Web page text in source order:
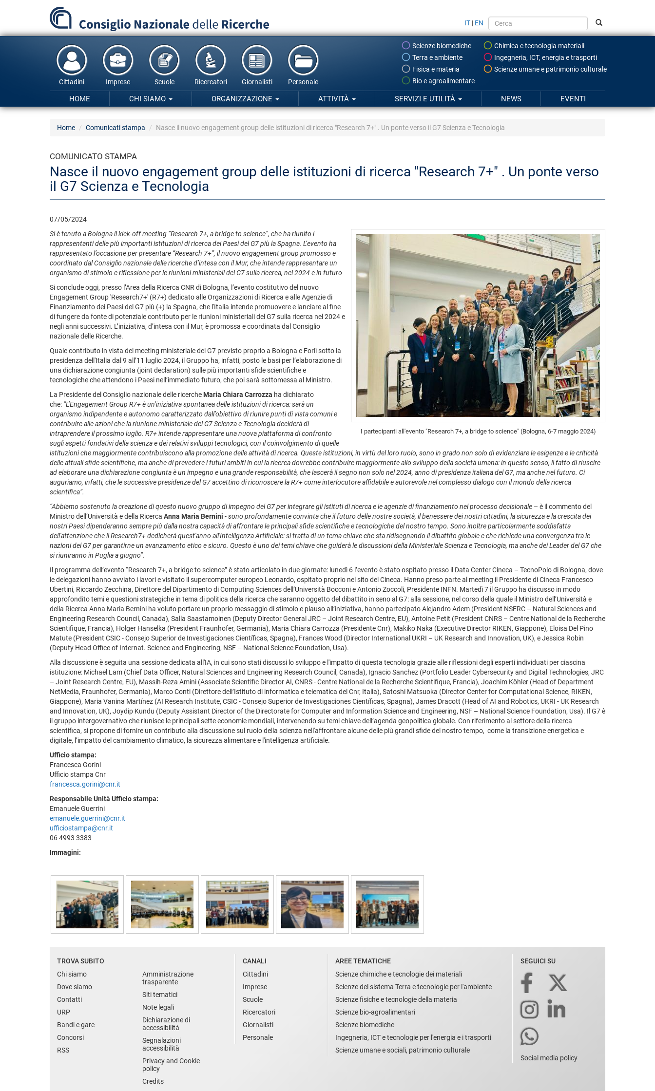
principale
IT | EN
Scienze biomediche
Chimica e tecnologia materiali
Terra e ambiente
Ingegneria, ICT, energia e trasporti
Fisica e materia
Scienze umane e patrimonio culturale
Bio e agroalimentare
Cittadini Imprese Scuole Ricercatori Giornalisti Personale
HOME CHI SIAMO ORGANIZZAZIONE ATTIVITÀ SERVIZI E UTILITÀ NEWS EVENTI
Home Comunicati stampa Nasce il nuovo engagement group delle istituzioni di ricerca "Research 7+" . Un ponte verso il G7 Scienza e Tecnologia
COMUNICATO STAMPA
Nasce il nuovo engagement group delle istituzioni di ricerca "Research 7+" . Un ponte verso
il G7 Scienza e Tecnologia
07/05/2024
I partecipanti all'evento "Research 7+, a bridge to science" (Bologna, 6-7 maggio 2024)
Si è tenuto a Bologna il kick-off meeting “Research 7+, a bridge to science”, che ha riunito i
rappresentanti delle più importanti istituzioni di ricerca dei Paesi del G7 più la Spagna. L’evento ha
rappresentato l’occasione per presentare “Research 7+”, il nuovo engagement group promosso e
coordinato dal Consiglio nazionale delle ricerche d’intesa con il Mur, che intende rappresentare un
organismo di stimolo e riflessione per le riunioni ministeriali del G7 sulla ricerca, nel 2024 e in futuro
Si conclude oggi, presso l’Area della Ricerca CNR di Bologna, l’evento costitutivo del nuovo
Engagement Group 'Research7+' (R7+) dedicato alle Organizzazioni di Ricerca e alle Agenzie di
Finanziamento dei Paesi del G7 più (+) la Spagna, che l'Italia intende promuovere e lanciare al fine
di fungere da fonte di potenziale contributo per le riunioni ministeriali del G7 sulla ricerca nel 2024 e
negli anni successivi. L’iniziativa, d’intesa con il Mur, è promossa e coordinata dal Consiglio
nazionale delle Ricerche.
Quale contributo in vista del meeting ministeriale del G7 previsto proprio a Bologna e Forlì sotto la
presidenza dell'Italia dal 9 all’11 luglio 2024, il Gruppo ha, infatti, posto le basi per l’elaborazione di
una dichiarazione congiunta (joint declaration) sulle più importanti sfide scientifiche e
tecnologiche che attendono i Paesi nell’immediato futuro, che poi sarà sottomessa al Ministro.
La Presidente del Consiglio nazionale delle ricerche Maria Chiara Carrozza ha dichiarato
che: “L’Engagement Group R7+ è un’iniziativa spontanea delle istituzioni di ricerca: sarà un
organismo indipendente e autonomo caratterizzato dall’obiettivo di riunire punti di vista comuni e
contribuire alle azioni che la riunione ministeriale del G7 Scienza e Tecnologia deciderà di
intraprendere il prossimo luglio. R7+ intende rappresentare una nuova piattaforma di confronto
sugli aspetti fondativi della scienza e dei relativi sviluppi tecnologici, con il coinvolgimento di quelle
istituzioni che maggiormente contribuiscono alla promozione delle attività di ricerca. Queste istituzioni, in virtù del loro ruolo, sono in grado non solo di evidenziare le esigenze e le criticità
delle attuali sfide scientifiche, ma anche di prevedere i futuri ambiti in cui la ricerca dovrebbe contribuire maggiormente allo sviluppo della società umana: in questo senso, il fatto di riuscire
ad elaborare una dichiarazione congiunta è un impegno e una grande responsabilità, che lascerà il segno non solo nel 2024, anno di presidenza italiana del G7, ma anche nel futuro. Ci
auguriamo, infatti, che le successive presidenze del G7 accettino di riconoscere la R7+ come interlocutore affidabile e autorevole nel complesso dialogo con il mondo della ricerca
scientifica”.
“Abbiamo sostenuto la creazione di questo nuovo gruppo di impegno del G7 per integrare gli istituti di ricerca e le agenzie di finanziamento nel processo decisionale – è il commento del
Ministro dell’Università e della Ricerca Anna Maria Bernini -sono profondamente convinta che il futuro delle nostre società, il benessere dei nostri cittadini, la sicurezza e la crescita dei
nostri Paesi dipenderanno sempre più dalla nostra capacità di affrontare le principali sfide scientifiche e tecnologiche del nostro tempo. Sono inoltre particolarmente soddisfatta
dell'attenzione che il Research7+ dedicherà quest'anno all'Intelligenza Artificiale: si tratta di un tema chiave che sta ridisegnando il dibattito globale e che richiede una convergenza tra le
nazioni del G7 per garantirne un avanzamento etico e sicuro. Questo è uno dei temi chiave che guiderà le discussioni della Ministeriale Scienza e Tecnologia, ma anche dei Leader del G7 che
si riuniranno in Puglia a giugno”.
Il programma dell’evento “Research 7+, a bridge to science” è stato articolato in due giornate: lunedì 6 l’evento è stato ospitato presso il Data Center Cineca – TecnoPolo di Bologna, dove
le delegazioni hanno avviato i lavori e visitato il supercomputer europeo Leonardo, ospitato proprio nel sito del Cineca. Hanno preso parte al meeting il Presidente di Cineca Francesco
Ubertini, Riccardo Zecchina, Direttore del Dipartimento di Computing Sciences dell’Università Bocconi e Antonio Zoccoli, Presidente INFN. Martedì 7 il Gruppo ha discusso in modo
approfondito temi e questioni strategiche in tema di politica della ricerca che saranno oggetto del dibattito in seno al G7: alla sessione, nel corso della quale il Ministro dell’Università e
della Ricerca Anna Maria Bernini ha voluto portare un proprio messaggio di stimolo e plauso all’iniziativa, hanno partecipato Alejandro Adem (President NSERC – Natural Sciences and
Engineering Research Council, Canada), Salla Saastamoinen (Deputy Director General JRC – Joint Research Centre, EU), Antoine Petit (President CNRS – Centre National de la Recherche
Scientifique, Francia), Holger Hanselka (President Fraunhofer, Germania), Maria Chiara Carrozza (Presidente Cnr), Makiko Naka (Executive Director RIKEN, Giappone), Eloisa Del Pino
Matute (President CSIC - Consejo Superior de Investigaciones Científicas, Spagna), Frances Wood (Director International UKRI – UK Research and Innovation, UK), e Jessica Robin
(Deputy Head Office of Internat. Science and Engineering, NSF – National Science Foundation, Usa).
Alla discussione è seguita una sessione dedicata all'IA, in cui sono stati discussi lo sviluppo e l'impatto di questa tecnologia grazie alle riflessioni degli esperti individuati per ciascina
istituzione: Michael Lam (Chief Data Officer, Natural Sciences and Engineering Research Council, Canada), Ignacio Sanchez (Portfolio Leader Cybersecurity and Digital Technologies, JRC
– Joint Research Centre, EU), Massih-Reza Amini (Associate Scientific Director AI, CNRS - Centre National de la Recherche Scientifique, Francia), Joachim Köhler (Head of Department
NetMedia, Fraunhofer, Germania), Marco Conti (Direttore dell’Istituto di informatica e telematica del Cnr, Italia), Satoshi Matsuoka (Director Center for Computational Science, RIKEN,
Giappone), Maria Vanina Martínez (AI Research Institute, CSIC - Consejo Superior de Investigaciones Científicas, Spagna), James Dracott (Head of AI and Robotics, UKRI - UK Research
and Innovation, UK), Joydip Kundu (Deputy Assistant Director of the Directorate for Computer and Information Science and Engineering, NSF – National Science Foundation, Usa). Il G7 è
il gruppo intergovernativo che riunisce le principali sette economie mondiali, intervenendo su temi chiave dell’agenda geopolitica globale. Con riferimento al settore della ricerca
scientifica, si propone di fornire un contributo alla discussione sul ruolo della scienza nell'affrontare alcune delle più grandi sfide del nostro tempo, come la transizione energetica e
digitale, l’impatto del cambiamento climatico, la sicurezza alimentare e l'intelligenza artificiale.
Ufficio stampa:
Francesca Gorini
Ufficio stampa Cnr
francesca.gorini@cnr.it
Responsabile Unità Ufficio stampa:
Emanuele Guerrini
emanuele.guerrini@cnr.it
ufficiostampa@cnr.it
06 4993 3383
Immagini:
TROVA SUBITO
Chi siamo
Dove siamo
Contatti
URP
Bandi e gare
Concorsi
RSS
Amministrazione
trasparente
Siti tematici
Note legali
Dichiarazione di
accessibilità
Segnalazioni
accessibilità
Privacy and Cookie
policy
Credits
CANALI
Cittadini
Imprese
Scuole
Ricercatori
Giornalisti
Personale
AREE TEMATICHE
Scienze chimiche e tecnologie dei materiali
Scienze del sistema Terra e tecnologie per l'ambiente
Scienze fisiche e tecnologie della materia
Scienze bio-agroalimentari
Scienze biomediche
Ingegneria, ICT e tecnologie per l'energia e i trasporti
Scienze umane e sociali, patrimonio culturale
SEGUICI SU
Social media policy